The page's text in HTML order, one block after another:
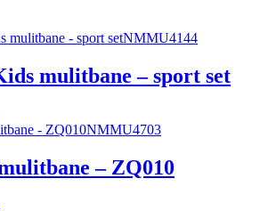
NMMU4144
mulitbane – sport set
NMMU4703
– ZQ010